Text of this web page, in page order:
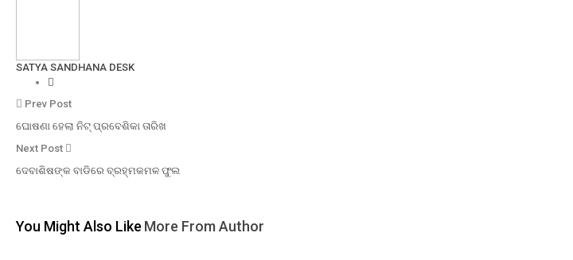
SATYA SANDHANA DESK
Prev Post
ଘୋଷଣା ହେଲା ନିଟ୍ ପ୍ରବେଶିକା ତାରିଖ
Next Post
ଦେବାଶିଷଙ୍କ ବାଡିରେ ବ୍ରହ୍ମକମଳ ଫୁଲ
You Might Also Like More From Author